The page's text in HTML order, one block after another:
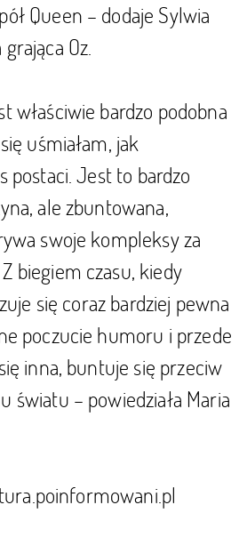
Queen – dodaje Sylwia
Oz.
właściwie bardzo podobna
uśmiałam, jak
postaci. Jest to bardzo
ale zbuntowana,
swoje kompleksy za
biegiem czasu, kiedy
się coraz bardziej pewna
poczucie humoru i przede
inna, buntuje się przeciw
światu – powiedziała Maria